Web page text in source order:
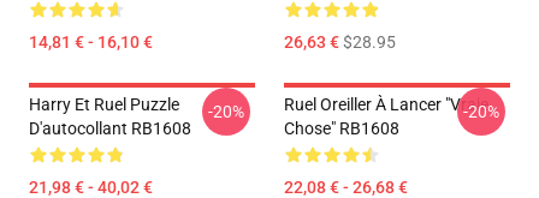
14,81 € - 16,10 € 26,63 €$28.95
Harry Et Ruel Puzzle
D'autocollant RB1608
21,98 € - 40,02 €
-20%
Ruel Oreiller À Lancer "vraie
Chose" RB1608
22,08 € - 26,68 €
-20%